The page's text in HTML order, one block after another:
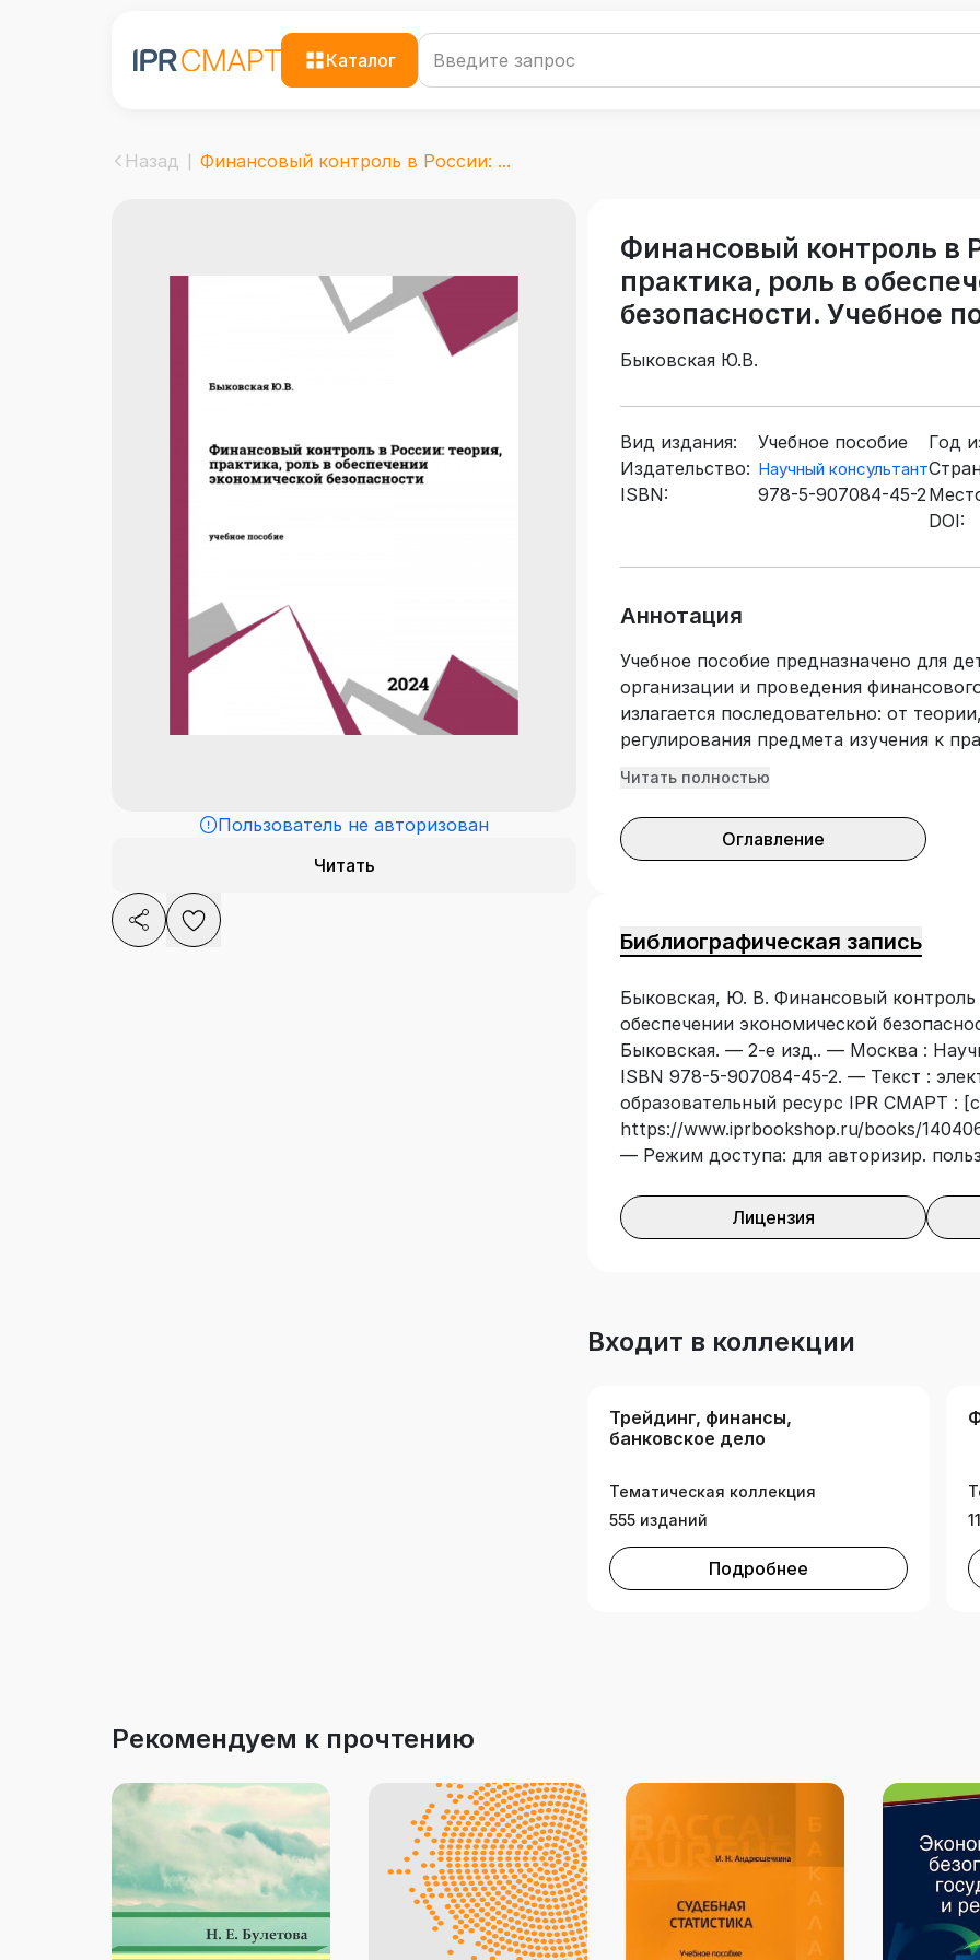
Каталог
Назад Финансовый контроль в России: ...
Пользователь не авторизован
Читать
Финансовый контроль в
практика, роль в
безопасности. Учебное
Быковская Ю.В.
Вид издания:
Учебное пособие
Издательство: Научный консультант
ISBN: 978-5-907084-45-2
Год
DOI:
Аннотация
Учебное пособие предназначено для
организации и проведения
излагается последовательно: от
регулирования предмета изучения к
наглядные таблицы, рисунки и схемы,
пользователей. Оно предназначено
всех форм обучения по специальности
высших учебных заведений при
имеющихся и получения более
осуществления финансового контроля
Читать полностью
Оглавление
Библиографическая запись
Быковская, Ю. В. Финансовый контроль
обеспечении экономической
Быковская. — 2-е изд.. — Москва :
ISBN 978-5-907084-45-2. — Текст :
образовательный ресурс IPR СМАРТ :
https://www.iprbookshop.ru/books/
— Режим доступа: для авторизир.
Лицензия
Входит в коллекции
Трейдинг, финансы,
банковское дело
Тематическая коллекция
555 изданий
Подробнее
Рекомендуем к прочтению